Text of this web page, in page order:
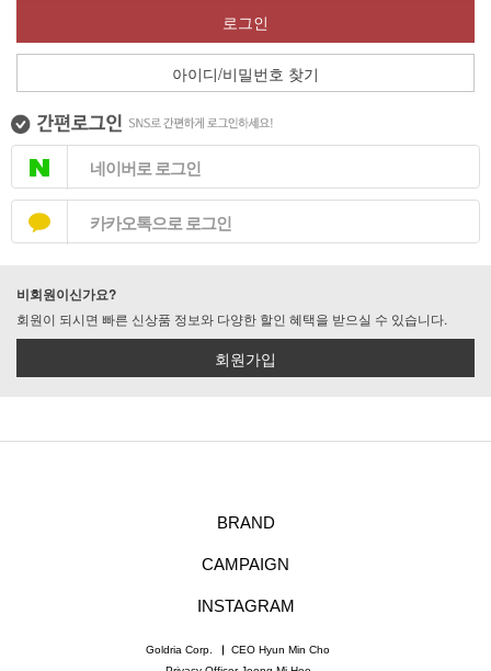
로그인
아이디/비밀번호 찾기
네이버로 로그인
카카오톡으로 로그인
비회원이신가요?
회원이 되시면 빠른 신상품 정보와 다양한 할인 혜택을 받으실 수 있습니다.
회원가입
BRAND
CAMPAIGN
INSTAGRAM
Goldria Corp.
CEO Hyun Min Cho